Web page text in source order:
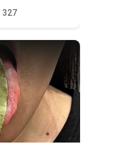
327